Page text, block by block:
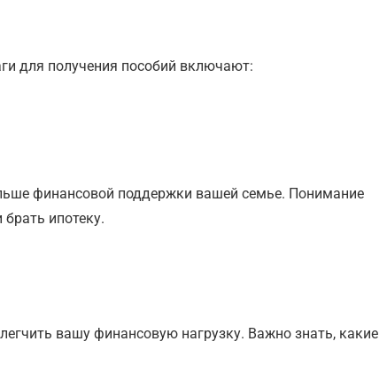
для получения пособий включают:
финансовой поддержки вашей семье. Понимание
ипотеку.
вашу финансовую нагрузку. Важно знать, какие